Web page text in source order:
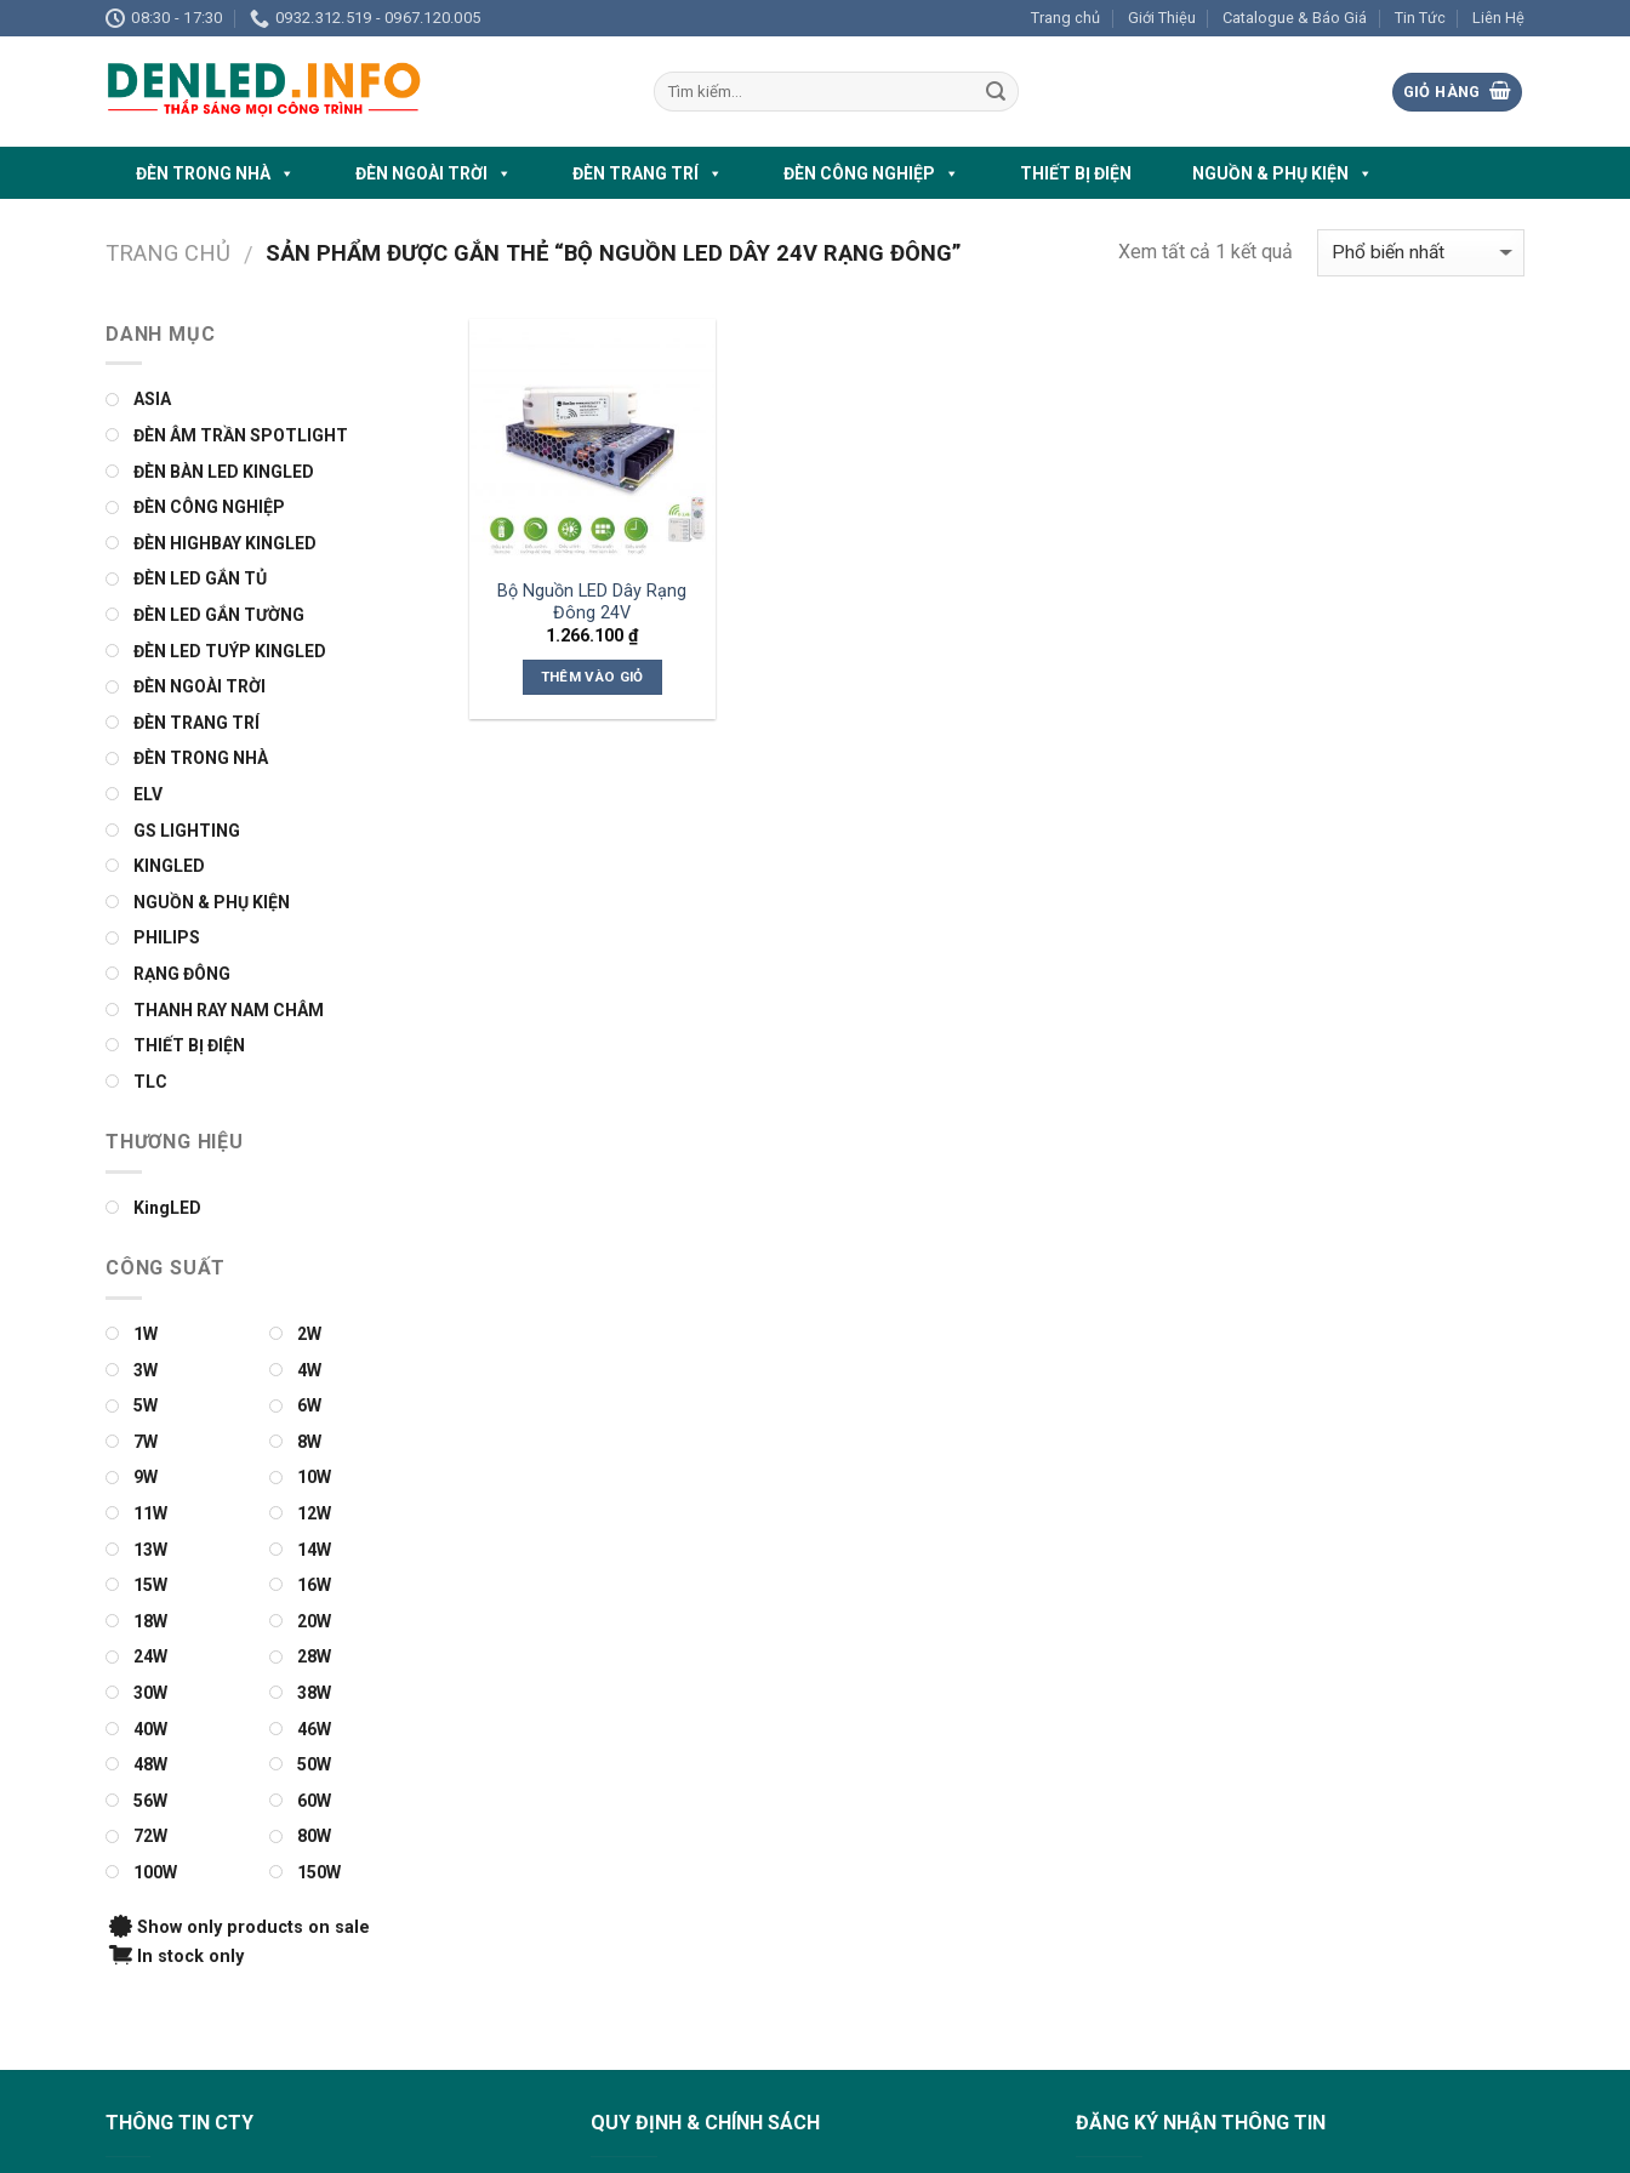
to
08:30 - 17:30 0932.312.519 - 0967.120.005 Trang chủ Giới Thiệu Catalogue & Báo Giá Tin Tức Liên Hệ
GIỎ HÀNG
ĐÈN TRONG NHÀ ĐÈN NGOÀI TRỜI ĐÈN TRANG TRÍ ĐÈN CÔNG NGHIỆP THIẾT BỊ ĐIỆN NGUỒN & PHỤ KIỆN
TRANG CHỦ / SẢN PHẨM ĐƯỢC GẮN THẺ “BỘ NGUỒN LED DÂY 24V RẠNG ĐÔNG” Xem tất cả 1 kết quả
DANH MỤC
ASIA
ĐÈN ÂM TRẦN SPOTLIGHT
ĐÈN BÀN LED KINGLED
ĐÈN CÔNG NGHIỆP
ĐÈN HIGHBAY KINGLED
ĐÈN LED GẮN TỦ
ĐÈN LED GẮN TƯỜNG
ĐÈN LED TUÝP KINGLED
ĐÈN NGOÀI TRỜI
ĐÈN TRANG TRÍ
ĐÈN TRONG NHÀ
ELV
GS LIGHTING
KINGLED
NGUỒN & PHỤ KIỆN
PHILIPS
RẠNG ĐÔNG
THANH RAY NAM CHÂM
THIẾT BỊ ĐIỆN
TLC
THƯƠNG HIỆU
KingLED
CÔNG SUẤT
1W
2W
3W
4W
5W
6W
7W
8W
9W
10W
11W
12W
13W
14W
15W
16W
18W
20W
24W
28W
30W
38W
40W
46W
48W
50W
56W
60W
72W
80W
100W
150W
Show only products on sale
In stock only
Bộ Nguồn LED Dây Rạng
Đông 24V
1.266.100₫
THÊM VÀO GIỎ
THÔNG TIN CTY QUY ĐỊNH & CHÍNH SÁCH ĐĂNG KÝ NHẬN THÔNG TIN